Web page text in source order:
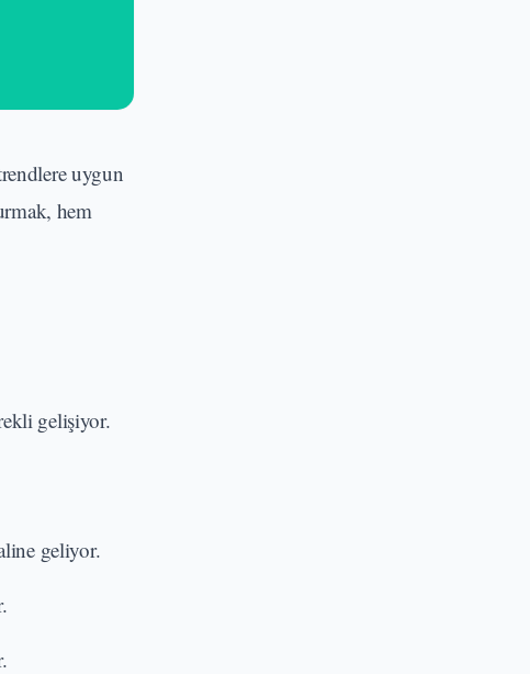
uygun
hem
gelişiyor.
geliyor.